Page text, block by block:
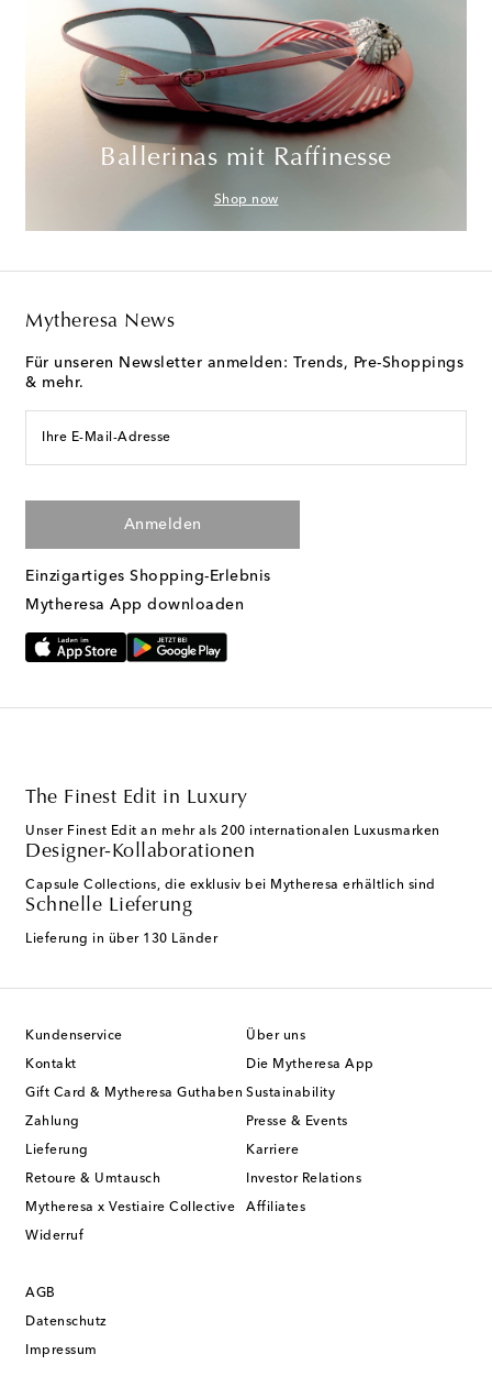
Ballerinas mit Raffinesse
Shop now
Mytheresa News
Für unseren Newsletter anmelden: Trends, Pre-Shoppings
& mehr.
Ihre E-Mail-Adresse
Anmelden
Einzigartiges Shopping-Erlebnis
Mytheresa App downloaden
The Finest Edit in Luxury
Unser Finest Edit an mehr als 200 internationalen Luxusmarken
Designer-Kollaborationen
Capsule Collections, die exklusiv bei Mytheresa erhältlich sind
Schnelle Lieferung
Lieferung in über 130 Länder
Kundenservice
Kontakt
Gift Card & Mytheresa Guthaben
Zahlung
Lieferung
Retoure & Umtausch
Mytheresa x Vestiaire Collective
Widerruf
Über uns
Die Mytheresa App
Sustainability
Presse & Events
Karriere
Investor Relations
Affiliates
AGB
Datenschutz
Impressum